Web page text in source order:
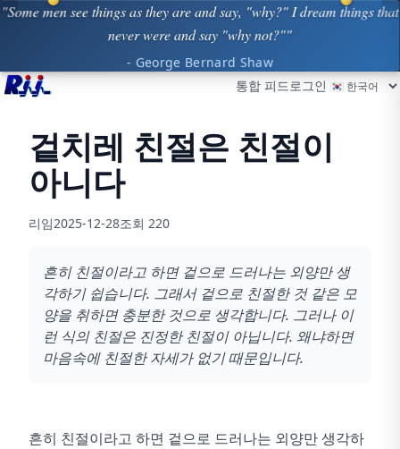
"Some men see things as they are and say, "why?" I dream things that
never were and say "why not?""
- George Bernard Shaw
통합 피드로그인
겉치레 친절은 친절이
아니다
리임2025-12-28조회 220
흔히 친절이라고 하면 겉으로 드러나는 외양만 생
각하기 쉽습니다. 그래서 겉으로 친절한 것 같은 모
양을 취하면 충분한 것으로 생각합니다. 그러나 이
런 식의 친절은 진정한 친절이 아닙니다. 왜냐하면
마음속에 친절한 자세가 없기 때문입니다.
흔히 친절이라고 하면 겉으로 드러나는 외양만 생각하